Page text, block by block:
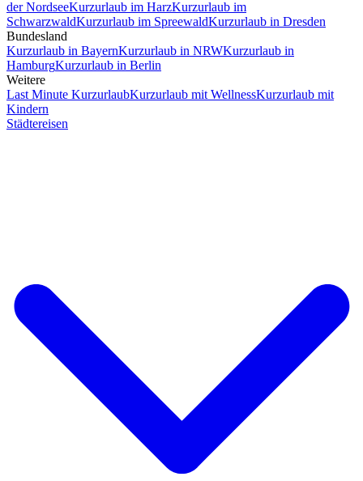
der NordseeKurzurlaub im HarzKurzurlaub im
SchwarzwaldKurzurlaub im SpreewaldKurzurlaub in Dresden
Bundesland
Kurzurlaub in BayernKurzurlaub in NRWKurzurlaub in
HamburgKurzurlaub in Berlin
Weitere
Last Minute KurzurlaubKurzurlaub mit WellnessKurzurlaub mit
Kindern
Städtereisen